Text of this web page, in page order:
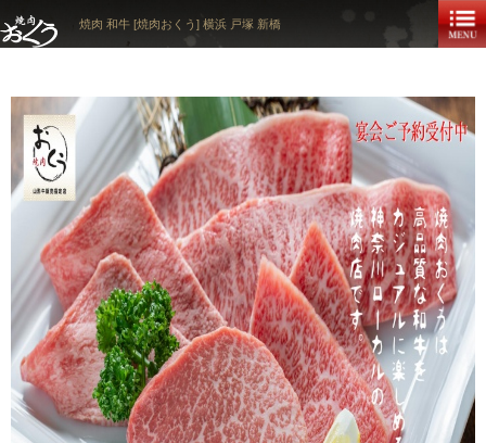
焼肉 和牛 [焼肉おくう] 横浜 戸塚 新橋